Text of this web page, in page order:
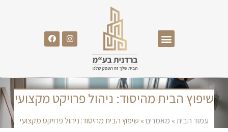
שיפוץ הבית מהיסוד: ניהול פרויקט מקצועי
עמוד הבית» מאמרים » שיפוץ הבית מהיסוד: ניהול פרויקט מקצועי